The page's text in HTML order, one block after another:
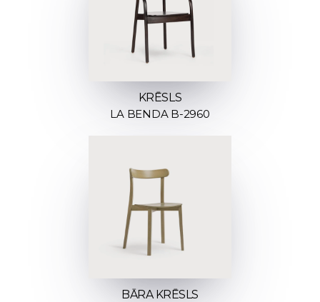
KRĒSLS
LA BENDA B-2960
BĀRA KRĒSLS